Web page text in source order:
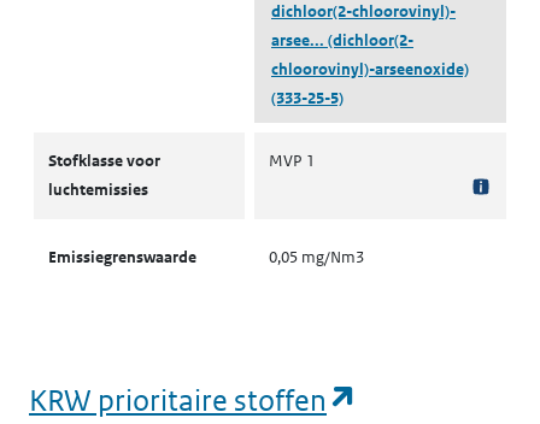
dichloor(2-chloorovinyl)-
arsee... (dichloor(2-
chloorovinyl)-arseenoxide)
(333-25-5)
Stofklasse voor
luchtemissies
MVP 1
Emissiegrenswaarde 0,05 mg/Nm3
KRW prioritaire stoffen